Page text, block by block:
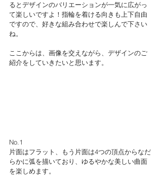
るとデザインのバリエーションが一気に広がっ
て楽しいですよ！指輪を着ける向きも上下自由
ですので、好きな組み合わせで楽しんで下さい
ね。
ここからは、画像を交えながら、デザインのご
紹介をしていきたいと思います。
No.1
片面はフラット、もう片面は4つの頂点からなだ
らかに弧を描いており、ゆるやかな美しい曲面
を楽しめます。